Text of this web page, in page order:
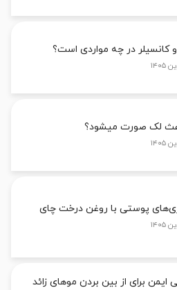
و کانسیلر در چه مواردی است؟
لک صورت میشود؟
پوستی با روغن درخت چای
برای از بین بردن موهای زائد